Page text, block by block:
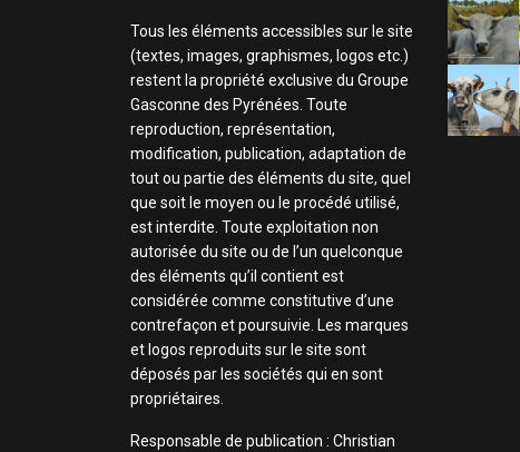
Tous les éléments accessibles sur le site
(textes, images, graphismes, logos etc.)
restent la propriété exclusive du Groupe
Gasconne des Pyrénées. Toute
reproduction, représentation,
modification, publication, adaptation de
tout ou partie des éléments du site, quel
que soit le moyen ou le procédé utilisé,
est interdite. Toute exploitation non
autorisée du site ou de l’un quelconque
des éléments qu’il contient est
considérée comme constitutive d’une
contrefaçon et poursuivie. Les marques
et logos reproduits sur le site sont
déposés par les sociétés qui en sont
propriétaires.
Responsable de publication : Christian